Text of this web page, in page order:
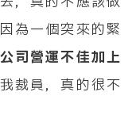
為一個突來的緊
公司營運不佳加上
裁員，真的很不